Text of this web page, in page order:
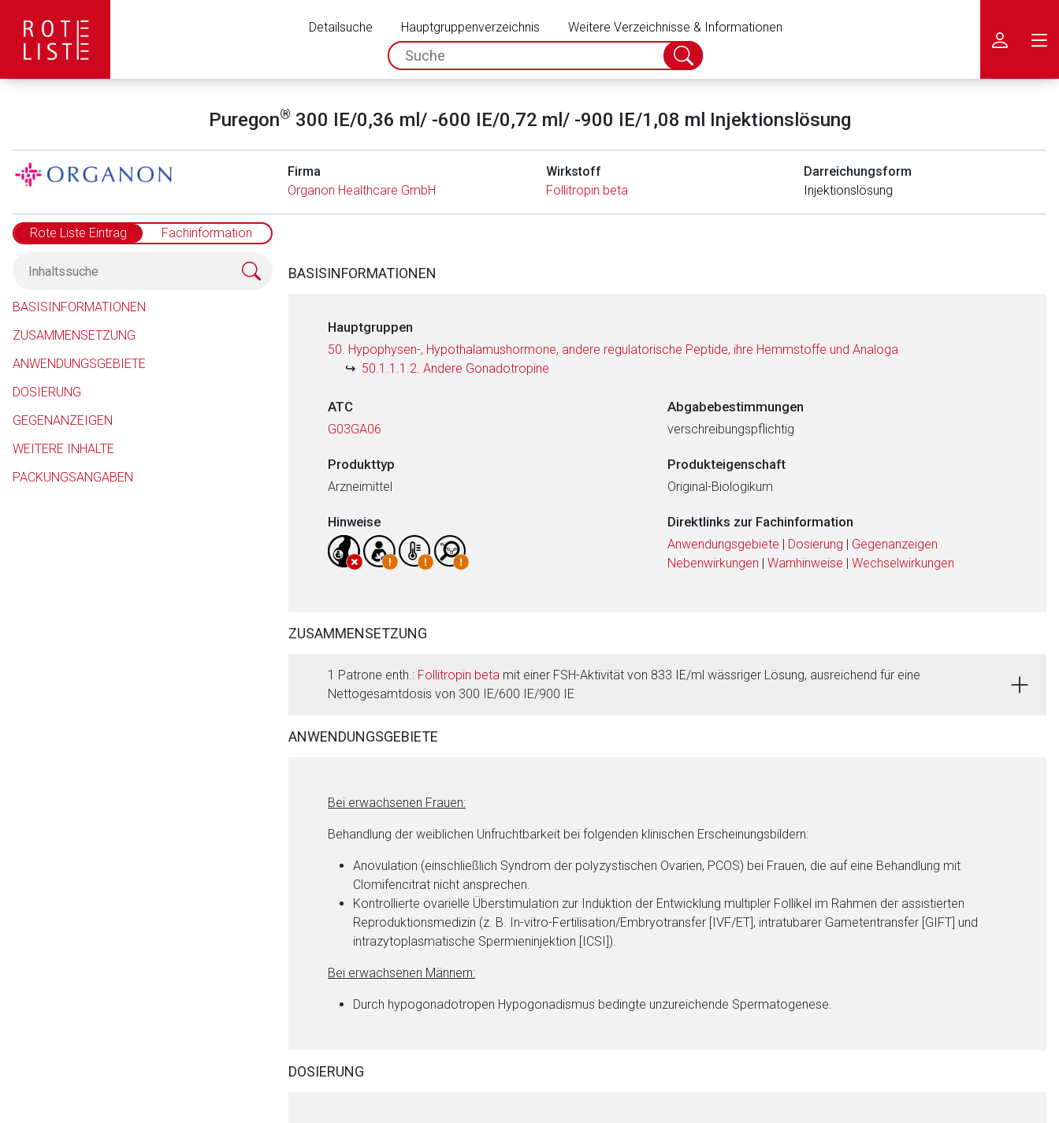
Detailsuche Hauptgruppenverzeichnis
Weitere Verzeichnisse & Informationen
spc.search.input.placeholder
Suche
abschicken
Puregon® 300 IE/0,36 ml/ -600 IE/0,72 ml/ -900 IE/1,08 ml Injektionslösung
Firma
Organon Healthcare GmbH
Wirkstoff
Follitropin beta
Darreichungsform
In­jektionslösung
Rote Liste Eintrag Fachinformation
BASISINFORMATIONEN
ZUSAMMENSETZUNG
ANWENDUNGSGEBIETE
DOSIERUNG
GEGENANZEIGEN
WEITERE INHALTE
PACKUNGSANGABEN
BASISINFORMATIONEN
Hauptgruppen
50. Hypophysen-, Hypothalamushormone, andere regulatorische Peptide, ihre Hemmstoffe und Analoga
50.1.1.1.2. Andere Gonadotropine
ATC
G03GA06
Abgabebestimmungen
verschreibungspflichtig
Produkttyp
Arzneimittel
Produkteigenschaft
Original-Biologikum
Hinweise Direktlinks zur Fachinformation
Anwendungsgebiete | Dosierung | Gegenanzeigen
Nebenwirkungen | Warnhinweise | Wechselwirkungen
ZUSAMMENSETZUNG
1 Patrone enth.: Follitropin beta mit einer FSH-Aktivität von 833 IE/ml wässriger Lösung, ausreichend für eine
Nettogesamtdosis von 300 IE/600 IE/900 IE
ANWENDUNGSGEBIETE
Bei erwachsenen Frauen:
Behandlung der weiblichen Unfruchtbarkeit bei folgenden klinischen Erscheinungsbildern:
Anovulation (einschließlich Syndrom der polyzystischen Ovarien, PCOS) bei Frauen, die auf eine Behandlung mit
Clomifencitrat nicht ansprechen.
Kontrollierte ovarielle Überstimulation zur Induktion der Entwicklung multipler Follikel im Rahmen der assistierten
Reproduktionsmedizin (z. B. In-vitro-Fertilisation/Embryotransfer [IVF/ET], intratubarer Gametentransfer [GIFT] und
intrazytoplasmatische Spermieninjektion [ICSI]).
Bei erwachsenen Männern:
Durch hypogonadotropen Hypogonadismus bedingte unzureichende Spermatogenese.
DOSIERUNG
Der von Ihnen aufgerufene Link öffnet eine externe Web-Seite. Für die Inhalte der externen Web-Seite ist deren